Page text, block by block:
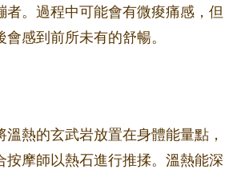
者。過程中可能會有微痠痛感，但
會感到前所未有的舒暢。
溫熱的玄武岩放置在身體能量點，
按摩師以熱石進行推揉。溫熱能深